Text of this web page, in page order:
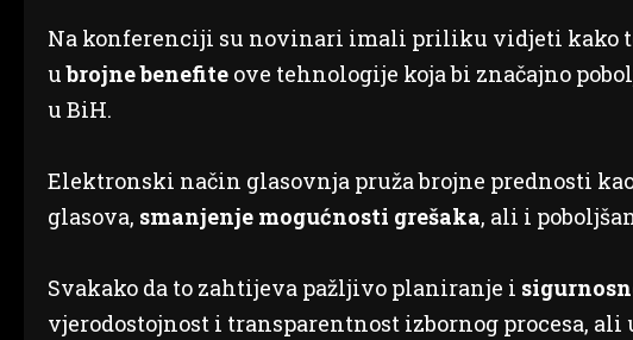
Na konferenciji su novinari imali priliku vidjeti kako
ubrojne benefite ove tehnologije koja bi značajno
u BiH.
Elektronski način glasovnja pruža brojne prednosti
glasova, smanjenje mogućnosti grešaka, ali i
Svakako da to zahtijeva pažljivo planiranje i
vjerodostojnost i transparentnost izbornog procesa,